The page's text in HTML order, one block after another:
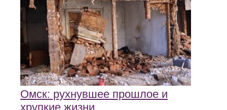
Омск: рухнувшее прошлое и
хрупкие жизни